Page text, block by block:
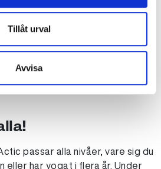
Tillåt urval
Avvisa
gladare och mer närvarande
passar alla nivåer, vare sig du
eller har yogat i flera år. Under